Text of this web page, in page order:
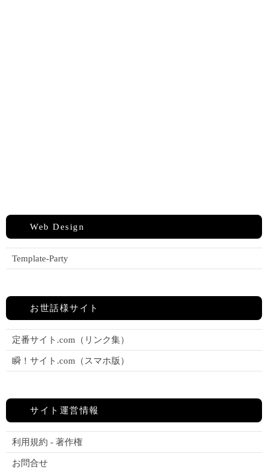
Web Design
Template-Party
お世話様サイト
定番サイト.com（リンク集）
瞬！サイト.com（スマホ版）
サイト運営情報
利用規約 - 著作権
お問合せ